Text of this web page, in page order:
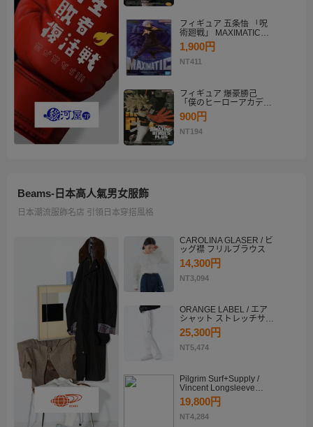
フィギュア 五条悟 「呪
術廻戦」 MAXIMATIC
SATORU GOJO
1,900円
NT411
フィギュア 爆豪勝己
「僕のヒーローアカデミ
ア」 THE AMAZING
HEROES-PLUS-
KATSUKI BAKUGO II
900円
NT194
Beams-日本高人氣男女服飾
日本潮流服飾名店 引領日本穿搭風格
CAROLINA GLASER / ビ
ッグ襟 フリルブラウス
14,300円
NT3,094
ORANGE LABEL / エア
シャット ストレッチサイ
ドラインパンツ
25,300円
NT5,474
Pilgrim Surf+Supply /
Vincent Longsleeve
Shirt
19,800円
NT4,284